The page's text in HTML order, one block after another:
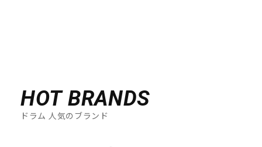
HOT BRANDS
ドラム 人気のブランド